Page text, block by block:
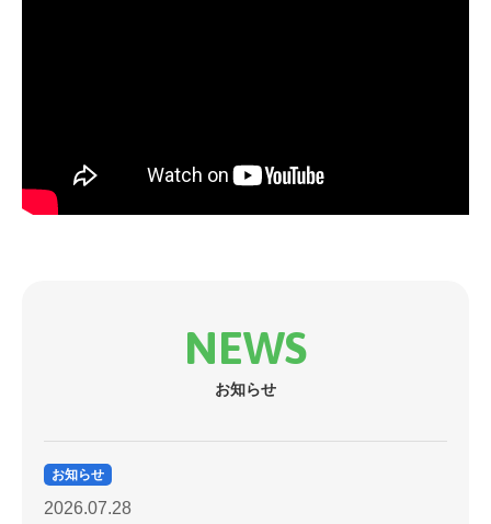
NEWS
お知らせ
2026.07.28
お知らせ